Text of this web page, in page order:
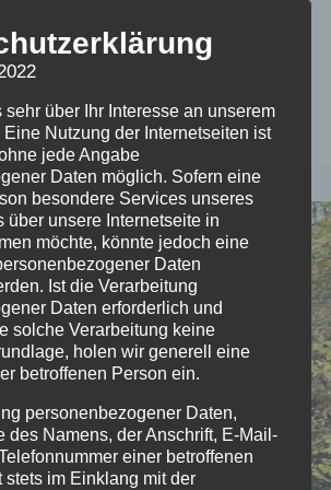
drachen
sehr über Ihr Interesse an unserem
Nutzung der Internetseiten ist
jede Angabe
Daten möglich. Sofern eine
besondere Services unseres
über unsere Internetseite in
möchte, könnte jedoch eine
Daten
Ist die Verarbeitung
Daten erforderlich und
solche Verarbeitung keine
holen wir generell eine
betroffenen Person ein.
personenbezogener Daten,
des Namens, der Anschrift, E-Mail-
einer betroffenen
stets im Einklang mit der